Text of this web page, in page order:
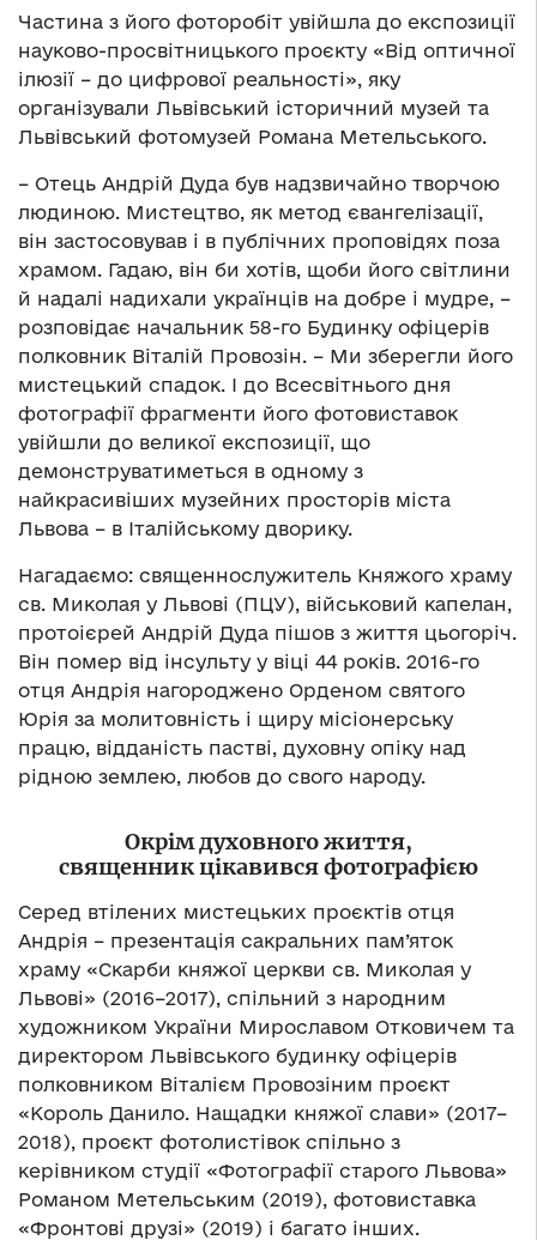
Частина з його фоторобіт увійшла до експозиції
науково-просвітницького проєкту «Від оптичної
ілюзії – до цифрової реальності», яку
організували Львівський історичний музей та
Львівський фотомузей Романа Метельського.
– Отець Андрій Дуда був надзвичайно творчою
людиною. Мистецтво, як метод євангелізації,
він застосовував і в публічних проповідях поза
храмом. Гадаю, він би хотів, щоби його світлини
й надалі надихали українців на добре і мудре, –
розповідає начальник 58-го Будинку офіцерів
полковник Віталій Провозін. – Ми зберегли його
мистецький спадок. І до Всесвітнього дня
фотографії фрагменти його фотовиставок
увійшли до великої експозиції, що
демонструватиметься в одному з
найкрасивіших музейних просторів міста
Львова – в Італійському дворику.
Нагадаємо: священнослужитель Княжого храму
св. Миколая у Львові (ПЦУ), військовий капелан,
протоієрей Андрій Дуда пішов з життя цьогоріч.
Він помер від інсульту у віці 44 років. 2016-го
отця Андрія нагороджено Орденом святого
Юрія за молитовність і щиру місіонерську
працю, відданість пастві, духовну опіку над
рідною землею, любов до свого народу.
Окрім духовного життя,
священник цікавився фотографією
Серед втілених мистецьких проєктів отця
Андрія – презентація сакральних пам’яток
храму «Скарби княжої церкви св. Миколая у
Львові» (2016–2017), спільний з народним
художником України Мирославом Отковичем та
директором Львівського будинку офіцерів
полковником Віталієм Провозіним проєкт
«Король Данило. Нащадки княжої слави» (2017–
2018), проєкт фотолистівок спільно з
керівником студії «Фотографії старого Львова»
Романом Метельським (2019), фотовиставка
«Фронтові друзі» (2019) і багато інших.